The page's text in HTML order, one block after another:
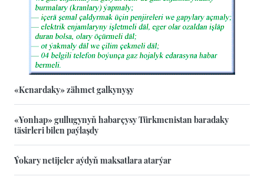
«Kenardaky» zähmet galkynyşy
«Yonhap» gullugynyň habarçysy Türkmenistan baradaky
täsirleri bilen paýlaşdy
Ýokary netijeler aýdyň maksatlara atarýar